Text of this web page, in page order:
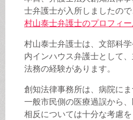
士弁護士が入所しましたので
村山泰士弁護士のプロフィ
村山泰士弁護士は、文部科
内インハウス弁護士として
法務の経験があります。
創知法律事務所は、病院に
一般市民側の医療過誤から
相反については十分な考慮